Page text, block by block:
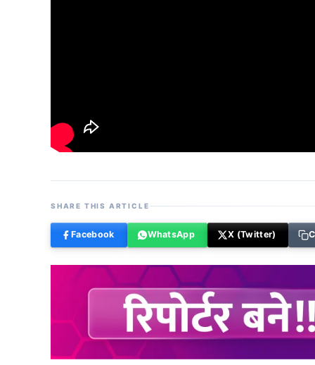
SHARE THIS ARTICLE
Facebook WhatsApp X (Twitter)